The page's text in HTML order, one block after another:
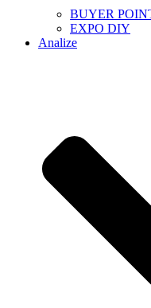
BUYER
EXPO DIY
Analize